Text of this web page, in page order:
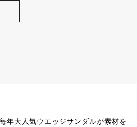
年大人気ウエッジサンダルが素材を